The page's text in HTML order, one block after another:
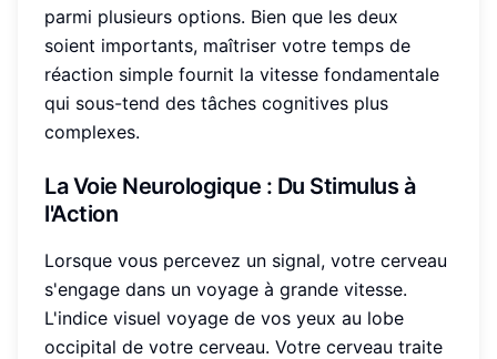
parmi plusieurs options. Bien que les deux
soient importants, maîtriser votre temps de
réaction simple fournit la vitesse fondamentale
qui sous-tend des tâches cognitives plus
complexes.
LaVoie Neurologique : Du Stimulus à
l'Action
Lorsque vous percevez un signal, votre cerveau
s'engage dans un voyage à grande vitesse.
L'indice visuel voyage de vos yeux au lobe
occipital de votre cerveau. Votre cerveau traite